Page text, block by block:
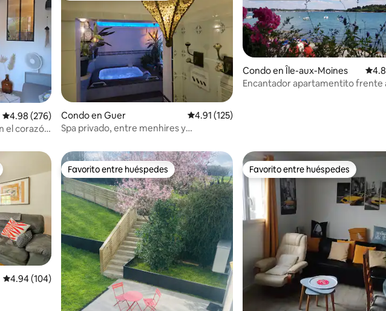
Calificación promedio: 4.98 de 5, 276 reseñas
4.98 (276)
el corazón
Condo en Guer Calificación promedio: 4.91 de 5, 125 reseñas
4.91 (125)
Spa privado, entre menhires y
Condo en Île-aux-Moines
Encantador apartamentito frente
Calificación promedio: 4.94 de 5, 104 reseñas
4.94 (104)
Favorito entre huéspedes
Favorito entre huéspedes Favorito entre huéspedes
Favorito entre huéspedes